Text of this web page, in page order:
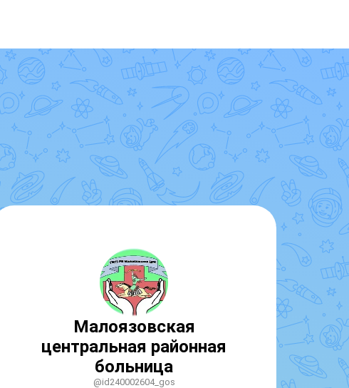
Малоязовская
центральная районная
больница
@id240002604_gos